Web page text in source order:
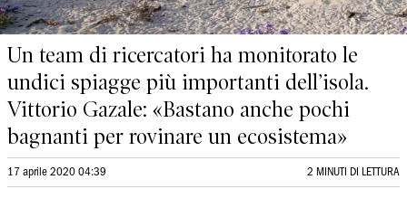
Un team di ricercatori ha monitorato le
undici spiagge più importanti dell’isola.
Vittorio Gazale: «Bastano anche pochi
bagnanti per rovinare un ecosistema»
17 aprile 2020 04:39 2 MINUTI DI LETTURA